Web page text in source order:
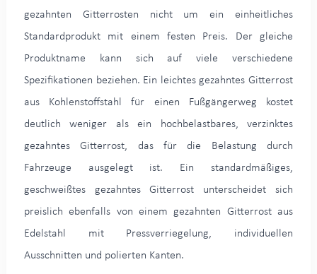
gezahnten Gitterrosten nicht um ein einheitliches
Standardprodukt mit einem festen Preis. Der gleiche
Produktname kann sich auf viele verschiedene
Spezifikationen beziehen. Ein leichtes gezahntes Gitterrost
aus Kohlenstoffstahl für einen Fußgängerweg kostet
deutlich weniger als ein hochbelastbares, verzinktes
gezahntes Gitterrost, das für die Belastung durch
Fahrzeuge ausgelegt ist. Ein standardmäßiges,
geschweißtes gezahntes Gitterrost unterscheidet sich
preislich ebenfalls von einem gezahnten Gitterrost aus
Edelstahl mit Pressverriegelung, individuellen
Ausschnitten und polierten Kanten.